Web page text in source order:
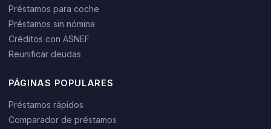
Préstamos para coche
Préstamos sin nómina
Créditos con ASNEF
Reunificar deudas
PÁGINAS POPULARES
Préstamos rápidos
Comparador de préstamos